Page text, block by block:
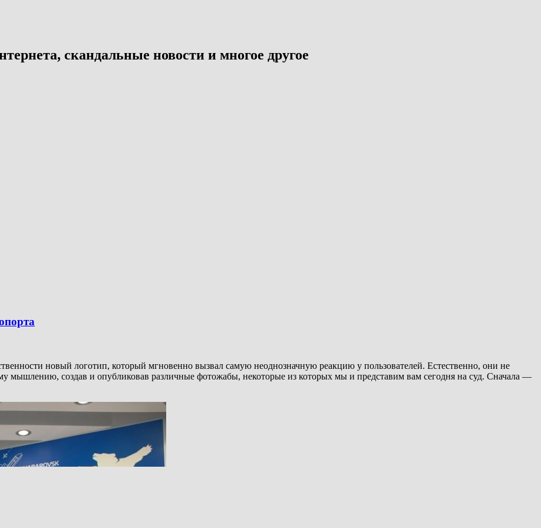
скандальные новости и многое другое
новый логотип, который мгновенно вызвал самую неоднозначную реакцию у пользователей. Естественно, они не
мышлению, создав и опубликовав различные фотожабы, некоторые из которых мы и представим вам сегодня на суд. Сначала —